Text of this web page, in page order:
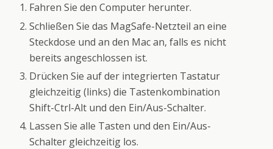
Fahren Sie den Computer herunter.
Schließen Sie das MagSafe-Netzteil an eine
Steckdose und an den Mac an, falls es nicht
bereits angeschlossen ist.
Drücken Sie auf der integrierten Tastatur
gleichzeitig (links) die Tastenkombination
Shift-Ctrl-Alt und den Ein/Aus-Schalter.
Lassen Sie alle Tasten und den Ein/Aus-
Schalter gleichzeitig los.